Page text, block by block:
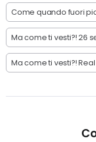
Come quando fuori
Ma come ti vesti?! 26
Ma come ti vesti?!